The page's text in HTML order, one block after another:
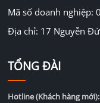
Mã số doanh nghiệp:
Địa chỉ: 17 Nguyễn
TỔNG ĐÀI
Hotline (Khách hàng mới):